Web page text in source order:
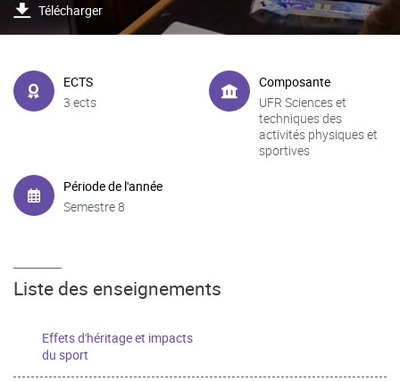
Télécharger
ECTS
3 ects
Composante
UFR Sciences et
techniques des
activités physiques et
sportives
Période de l'année
Semestre 8
Liste des enseignements
Effets d'héritage et impacts
du sport